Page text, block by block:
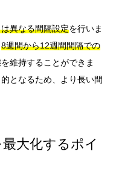
異なる間隔設定を行いま
8週間から12週間間隔での
維持することができま
となるため、より長い間
大化するポイ